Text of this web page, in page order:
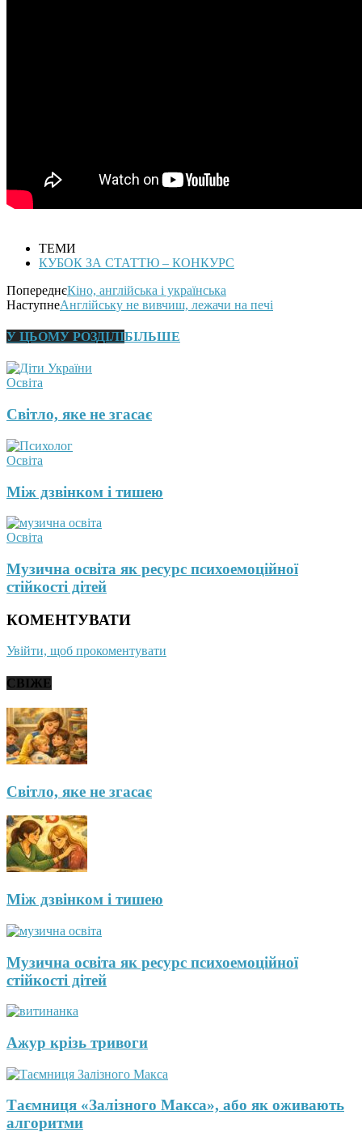
ТЕМИ
КУБОК ЗА СТАТТЮ – КОНКУРС
ПопереднєКіно, англійська і українська
НаступнеАнглійську не вивчиш, лежачи на печі
У ЦЬОМУ РОЗДІЛІБІЛЬШЕ
Освіта
Світло, яке не згасає
Освіта
Між дзвінком і тишею
Освіта
Музична освіта як ресурс психоемоційної
стійкості дітей
КОМЕНТУВАТИ
Увійти, щоб прокоментувати
СВІЖЕ
Світло, яке не згасає
Між дзвінком і тишею
Музична освіта як ресурс психоемоційної
стійкості дітей
Ажур крізь тривоги
Таємниця «Залізного Макса», або як оживають
алгоритми